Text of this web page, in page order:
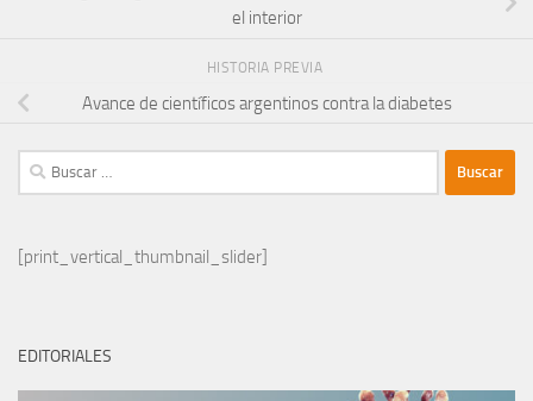
el interior
HISTORIA PREVIA
Avance de científicos argentinos contra la diabetes
Buscar:
[print_vertical_thumbnail_slider]
EDITORIALES